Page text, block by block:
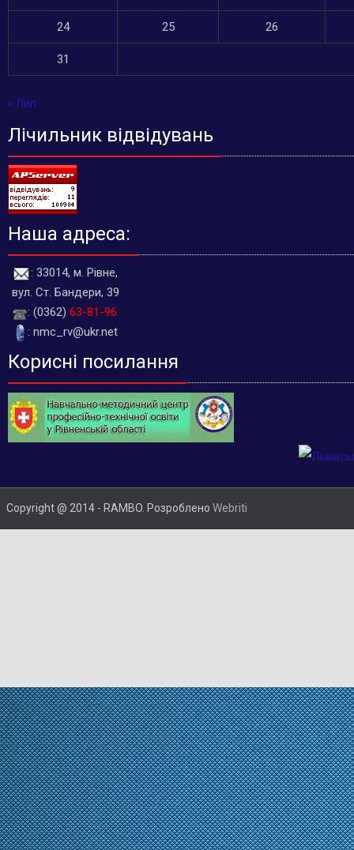
24 25 26
31
« Лип
Лічильник відвідувань
Наша адреса:
: 33014, м. Рівне,
вул. Ст. Бандери, 39
: (0362) 63-81-96
: nmc_rv@ukr.net
Корисні посилання
Copyright @ 2014 - RAMBO. Розроблено Webriti